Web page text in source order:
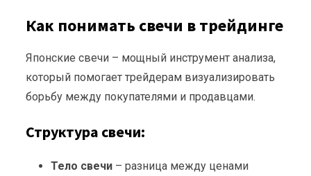
Как понимать свечи в трейдинге
Японские свечи – мощный инструмент анализа,
который помогает трейдерам визуализировать
борьбу между покупателями и продавцами.
Структура свечи:
Тело свечи – разница между ценами